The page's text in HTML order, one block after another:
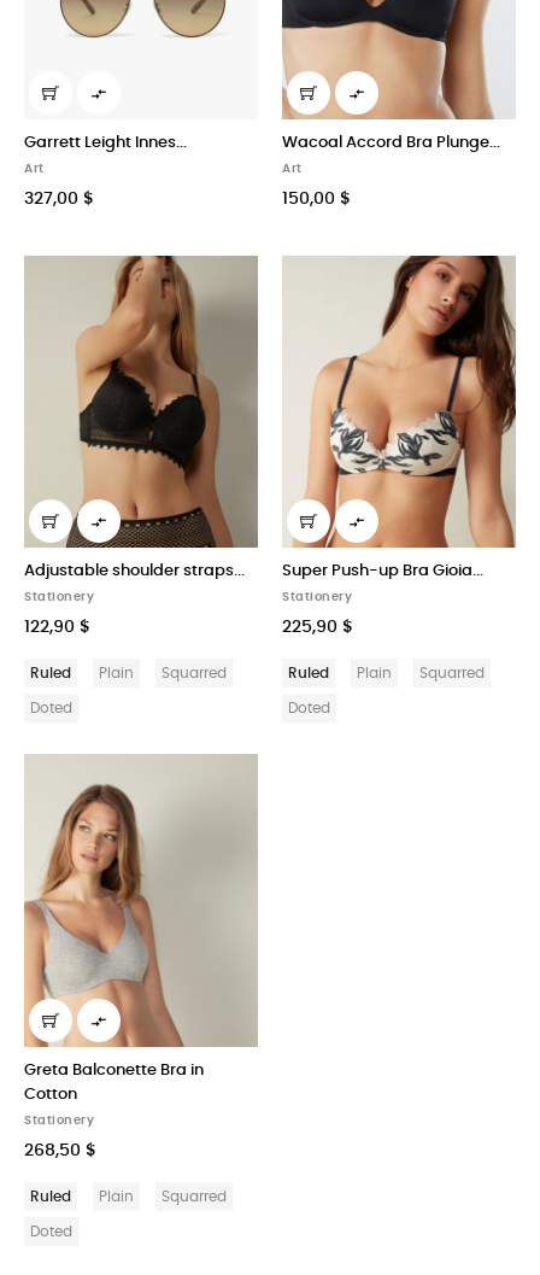

Garrett Leight Innes...
Art
327,00 $

Wacoal Accord Bra Plunge...
Art
150,00 $

Adjustable shoulder straps...
Stationery
122,90 $
Ruled Plain Squarred
Doted

Super Push-up Bra Gioia...
Stationery
225,90 $
Ruled Plain Squarred
Doted

Greta Balconette Bra in
Cotton
Stationery
268,50 $
Ruled Plain Squarred
Doted